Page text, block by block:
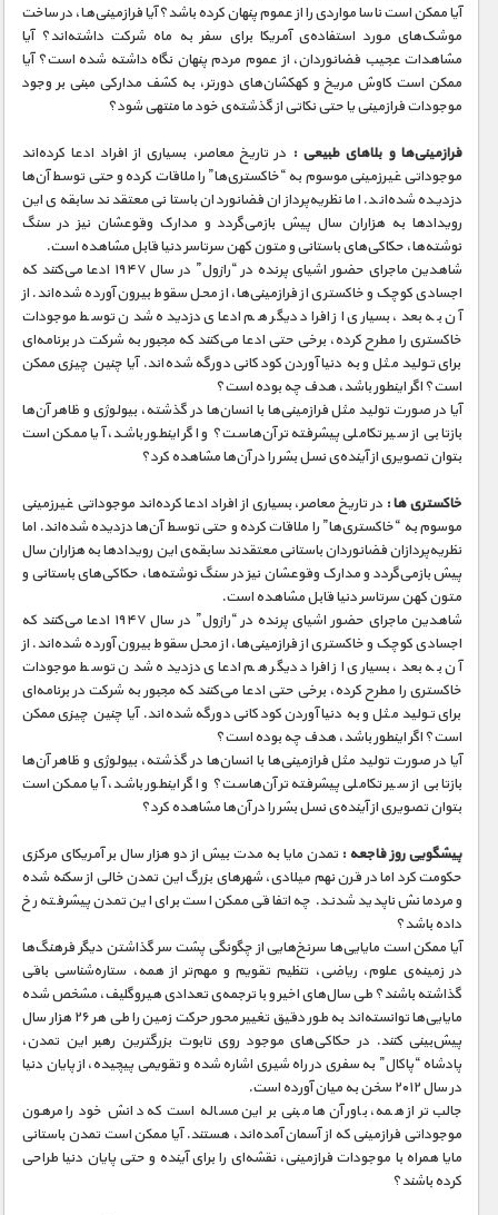
آیا ممکن است ناسا مواردی را از عموم پنهان کرده باشد؟ آیا فرازمینی‌ها، در ساخت
موشک‌های مورد استفاده‌ی آمریکا برای سفر به ماه شرکت داشته‌اند؟ آیا
مشاهدات عجیب فضانوردان، از عموم مردم پنهان نگاه داشته شده است؟ آیا
ممکن است کاوش مریخ و کهکشان‌های دورتر، به کشف مدارکی مبنی بر وجود
موجودات فرازمینی یا حتی نکاتی از گذشته‌ی خود ما منتهی شود؟
فرازمینی‌ها و بلاهای طبیعی : در تاریخ معاصر، بسیاری از افراد ادعا کرده‌اند
موجوداتی غیرزمینی موسوم به “خاکستری‌ها” را ملاقات کرده و حتی توسط آن‌ها
دزدیده شده‌اند. اما نظریه‌پردازان فضانوردان باستانی معتقدند سابقه‌ی این
رویدادها به هزاران سال پیش بازمی‌گردد و مدارک وقوعشان نیز در سنگ
نوشته‌ها، حکاکی‌های باستانی و متون کهن سرتاسر دنیا قابل مشاهده است.
شاهدین ماجرای حضور اشیای پرنده در “رازول” در سال ۱۹۴۷ ادعا می‌کنند که
اجسادی کوچک و خاکستری از فرازمینی‌ها، از محل سقوط بیرون آورده شده‌اند. از
آن به بعد، بسیاری از افراد دیگر هم ادعای دزدیده شدن توسط موجودات
خاکستری را مطرح کرده، برخی حتی ادعا می‌کنند که مجبور به شرکت در برنامه‌ای
برای تولید مثل و به دنیا آوردن کودکانی دورگه شده‌اند. آیا چنین چیزی ممکن
است؟ اگر اینطور باشد، هدف چه بوده است؟
آیا در صورت تولید مثل فرازمینی‌ها با انسان‌ها در گذشته، بیولوژی و ظاهر آن‌ها
بازتابی از سیر تکاملی پیشرفته‌تر آن‌هاست؟ و اگر اینطور باشد، آیا ممکن است
بتوان تصویری از آینده‌ی نسل بشر را در آن‌ها مشاهده کرد؟
خاكستری ها :در تاریخ معاصر، بسیاری از افراد ادعا کرده‌اند موجوداتی غیرزمینی
موسوم به “خاکستری‌ها” را ملاقات کرده و حتی توسط آن‌ها دزدیده شده‌اند. اما
نظریه‌پردازان فضانوردان باستانی معتقدند سابقه‌ی این رویدادها به هزاران سال
پیش بازمی‌گردد و مدارک وقوعشان نیز در سنگ نوشته‌ها، حکاکی‌های باستانی و
متون کهن سرتاسر دنیا قابل مشاهده است.
شاهدین ماجرای حضور اشیای پرنده در “رازول” در سال ۱۹۴۷ ادعا می‌کنند که
اجسادی کوچک و خاکستری از فرازمینی‌ها، از محل سقوط بیرون آورده شده‌اند. از
آن به بعد، بسیاری از افراد دیگر هم ادعای دزدیده شدن توسط موجودات
خاکستری را مطرح کرده، برخی حتی ادعا می‌کنند که مجبور به شرکت در برنامه‌ای
برای تولید مثل و به دنیا آوردن کودکانی دورگه شده‌اند. آیا چنین چیزی ممکن
است؟ اگر اینطور باشد، هدف چه بوده است؟
آیا در صورت تولید مثل فرازمینی‌ها با انسان‌ها در گذشته، بیولوژی و ظاهر آن‌ها
بازتابی از سیر تکاملی پیشرفته‌تر آن‌هاست؟ و اگر اینطور باشد، آیا ممکن است
بتوان تصویری از آینده‌ی نسل بشر را در آن‌ها مشاهده کرد؟
پیشگویی روز فاجعه : تمدن مایا به مدت بیش از دو هزار سال بر آمریکای مرکزی
حکومت کرد اما در قرن نهم میلادی، شهرهای بزرگ این تمدن خالی از سکنه شده
و مردمانش ناپدید شدند. چه اتفاقی ممکن است برای این تمدن پیشرفته رخ
داده باشد؟
آیا ممکن است مایایی‌ها سرنخ‌هایی از چگونگی پشت سر گذاشتن دیگر فرهنگ‌ها
در زمینه‌ی علوم، ریاضی، تنظیم تقویم و مهم‌تر از همه، ستاره‌شناسی باقی
گذاشته باشند؟ طی سال‌های اخیر و با ترجمه‌ی تعدادی هیروگلیف‌، مشخص شده
مایایی‌ها توانسته‌اند به طور دقیق تغییر محور حرکت زمین را طی هر ۲۶ هزار سال
پیش‌بینی کنند. در حکاکی‌های موجود روی تابوت بزرگترین رهبر این تمدن،
پادشاه “پاکال” به سفری در راه شیری اشاره شده و تقویمی پیچیده، از پایان دنیا
در سال ۲۰۱۲ سخن به میان آورده است.
جالب‌تر از همه، باور آن‌ها مبنی بر این مساله است که دانش خود را مرهون
موجوداتی فرازمینی که از آسمان آمده‌اند، هستند. آیا ممکن است تمدن باستانی
مایا همراه با موجودات فرازمینی، نقشه‌ای را برای آینده و حتی پایان دنیا طراحی
کرده باشند؟